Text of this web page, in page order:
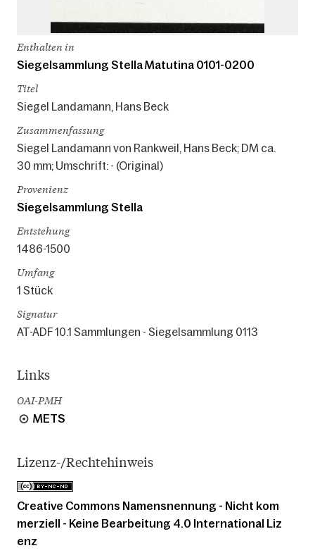
Enthalten in
Siegelsammlung Stella Matutina 0101-0200
Titel
Siegel Landamann, Hans Beck
Zusammenfassung
Siegel Landamann von Rankweil, Hans Beck; DM ca.
30 mm; Umschrift: - (Original)
Provenienz
Siegelsammlung Stella
Entstehung
1486-1500
Umfang
1 Stück
Signatur
AT-ADF 10.1 Sammlungen - Siegelsammlung 0113
Links
OAI-PMH
METS
Lizenz-/Rechtehinweis
Creative Commons Namensnennung - Nicht kom
merziell - Keine Bearbeitung 4.0 International Liz
enz